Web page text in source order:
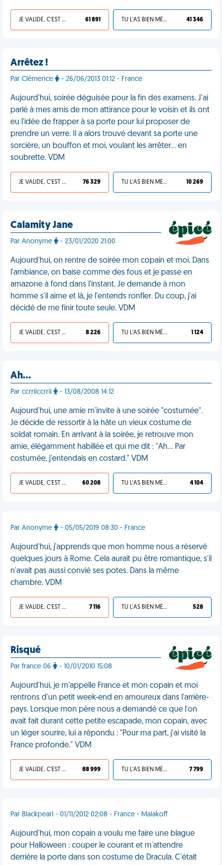
JE VALIDE, C'EST UNE VDM 61 891 TU L'AS BIEN MÉRITÉ 41 346
Arrêtez !
Par Clémence - 26/06/2013 01:12 - France
Aujourd'hui, soirée déguisée pour la fin des examens. J'ai
parlé à mes amis de mon attirance pour le voisin et ils ont
eu l'idée de frapper à sa porte pour lui proposer de
prendre un verre. Il a alors trouvé devant sa porte une
sorcière, un bouffon et moi, voulant les arrêter... en
soubrette. VDM
JE VALIDE, C'EST UNE VDM 76 329 TU L'AS BIEN MÉRITÉ 10 269
Calamity Jane
Par Anonyme - 23/01/2020 21:00
Aujourd'hui, on rentre de soirée mon copain et moi. Dans
l'ambiance, on baise comme des fous et je passe en
amazone à fond dans l'instant. Je demande à mon
homme s'il aime et là, je l'entends ronfler. Du coup, j'ai
décidé de me finir toute seule. VDM
JE VALIDE, C'EST UNE VDM 8 226 TU L'AS BIEN MÉRITÉ 1 124
Ah…
Par ccrriiccrrii - 13/08/2008 14:12
Aujourd'hui, une amie m'invite à une soirée "costumée".
Je décide de ressortir à la hâte un vieux costume de
soldat romain. En arrivant à la soirée, je retrouve mon
amie, élégamment habillée et qui me dit : "Ah… Par
costumée, j'entendais en costard." VDM
JE VALIDE, C'EST UNE VDM 60 208 TU L'AS BIEN MÉRITÉ 4 104
Par Anonyme - 05/05/2019 08:30 - France
Aujourd'hui, j'apprends que mon homme nous a réservé
quelques jours à Rome. Cela aurait pu être romantique, s'il
n'avait pas aussi convié ses potes. Dans la même
chambre. VDM
JE VALIDE, C'EST UNE VDM 7 116 TU L'AS BIEN MÉRITÉ 528
Risqué
Par france 06 - 10/01/2010 15:08
Aujourd'hui, je m'appelle France et mon copain et moi
rentrons d'un petit week-end en amoureux dans l'arrière-
pays. Lorsque mon père nous a demandé ce que l'on
avait fait durant cette petite escapade, mon copain, avec
un léger sourire, lui a répondu : "Pour ma part, j'ai visité la
France profonde." VDM
JE VALIDE, C'EST UNE VDM 88 999 TU L'AS BIEN MÉRITÉ 7 799
Par Blackpearl - 01/11/2012 02:08 - France - Malakoff
Aujourd'hui, mon copain a voulu me faire une blague
pour Halloween : couper le courant et m'attendre
derrière la porte dans son costume de Dracula. C'était